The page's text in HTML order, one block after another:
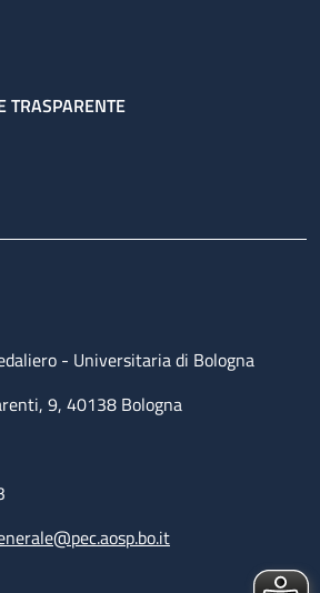
TRASPARENTE
- Universitaria di Bologna
9, 40138 Bologna